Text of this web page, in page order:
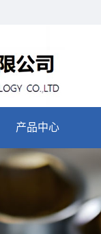
产品中心